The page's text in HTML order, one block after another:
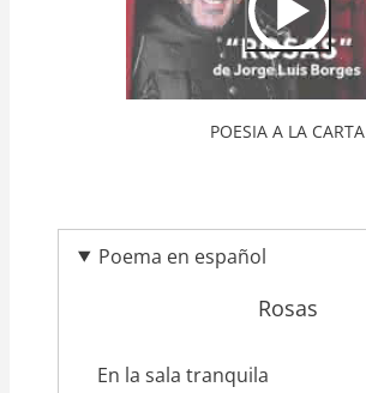
POESIA A LA CARTA
Poema en español
Rosas
texto_poema
En la sala tranquila